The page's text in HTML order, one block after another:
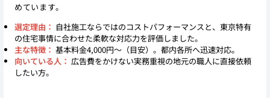
めています。
選定理由： 自社施工ならではのコストパフォーマンスと、東京特有
の住宅事情に合わせた柔軟な対応力を評価しました。
主な特徴： 基本料金4,000円〜（目安）。都内各所へ迅速対応。
向いている人： 広告費をかけない実務重視の地元の職人に直接依頼
したい方。